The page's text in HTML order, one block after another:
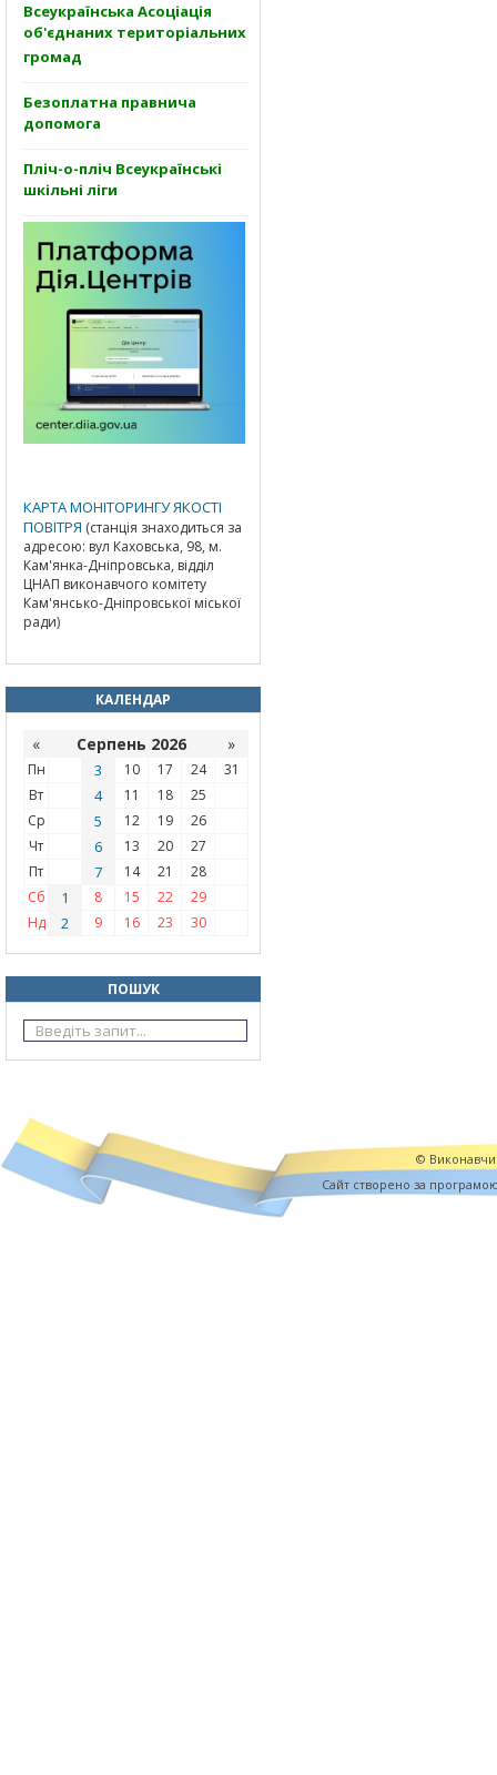
Всеукраїнська Асоціація
об'єднаних територіальних
громад
Безоплатна правнича
допомога
Пліч-о-пліч Всеукраїнські
шкільні ліги
КАРТА МОНІТОРИНГУ ЯКОСТІ
ПОВІТРЯ (станція знаходиться за
адресою: вул Каховська, 98, м.
Кам'янка-Дніпровська, відділ
ЦНАП виконавчого комітету
Кам'янсько-Дніпровської міської
ради)
КАЛЕНДАР
« Серпень 2026 »
Пн 3 10 17 24
31
Вт
4 11 18
25
Ср
5 12 19
26
Чт
6 13 20
27
Пт
7 14 21
28
Сб
1 8 15 22
29
Нд
2 9 16 23 30
ПОШУК
©
Cайт створено за